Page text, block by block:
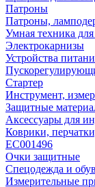
Патроны
Патроны,
Умная техника
Электрокарнизы
Устройства
Стартер
Инструмент,
Защитные
Аксессуары для
Коврики,
EC001496
Очки защитные
Спецодежда и
Измерительные